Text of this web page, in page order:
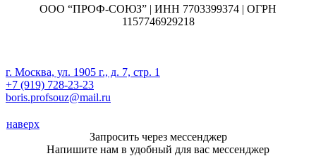
ООО “ПРОФ-СОЮЗ” | ИНН 7703399374 | ОГРН
1157746929218
г. Москва, ул. 1905 г., д. 7, стр. 1
+7 (919) 728-23-23
boris.profsouz@mail.ru
наверх
Запросить через мессенджер
Напишите нам в удобный для вас мессенджер